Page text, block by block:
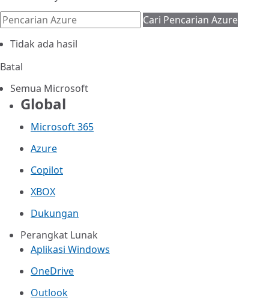
Cari Pencarian Azure
Tidak ada hasil
Batal
Semua Microsoft
Global
Microsoft 365
Azure
Copilot
XBOX
Dukungan
Perangkat Lunak
Aplikasi Windows
OneDrive
Outlook